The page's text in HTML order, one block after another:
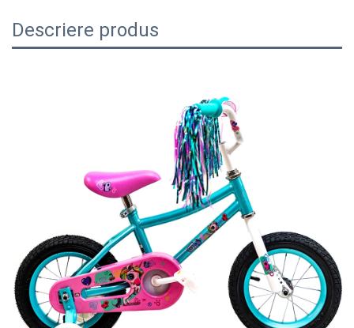
Descriere produs